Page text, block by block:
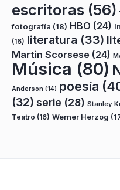
escritoras (56)
fotografía (18) HBO (24)
(16) literatura (33)
Martin Scorsese (24)
Música (80)
Anderson (14) poesía
(32) serie (28) Stanley
Teatro (16) Werner Herzog